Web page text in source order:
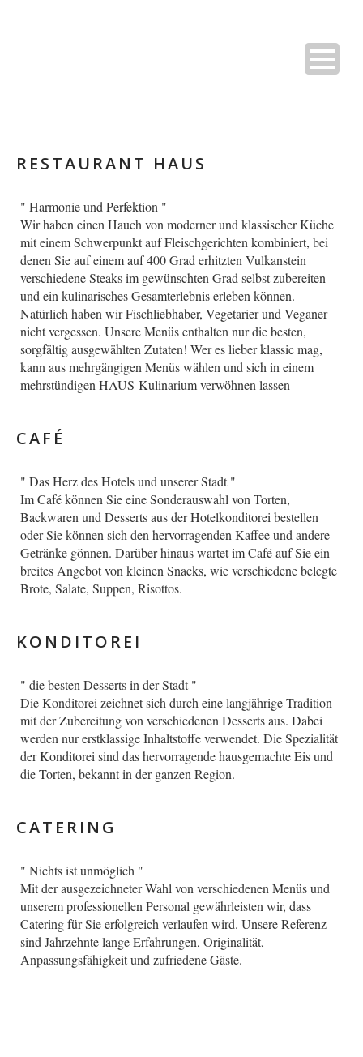
Deutsch
RESTAURANT HAUS
" Harmonie und Perfektion "
Wir haben einen Hauch von moderner und klassischer Küche
mit einem Schwerpunkt auf Fleischgerichten kombiniert, bei
denen Sie auf einem auf 400 Grad erhitzten Vulkanstein
verschiedene Steaks im gewünschten Grad selbst zubereiten
und ein kulinarisches Gesamterlebnis erleben können.
Natürlich haben wir Fischliebhaber, Vegetarier und Veganer
nicht vergessen. Unsere Menüs enthalten nur die besten,
sorgfältig ausgewählten Zutaten! Wer es lieber klassic mag,
kann aus mehrgängigen Menüs wählen und sich in einem
mehrstündigen HAUS-Kulinarium verwöhnen lassen
CAFÉ
" Das Herz des Hotels und unserer Stadt "
Im Café können Sie eine Sonderauswahl von Torten,
Backwaren und Desserts aus der Hotelkonditorei bestellen
oder Sie können sich den hervorragenden Kaffee und andere
Getränke gönnen. Darüber hinaus wartet im Café auf Sie ein
breites Angebot von kleinen Snacks, wie verschiedene belegte
Brote, Salate, Suppen, Risottos.
KONDITOREI
" die besten Desserts in der Stadt "
Die Konditorei zeichnet sich durch eine langjährige Tradition
mit der Zubereitung von verschiedenen Desserts aus. Dabei
werden nur erstklassige Inhaltstoffe verwendet. Die Spezialität
der Konditorei sind das hervorragende hausgemachte Eis und
die Torten, bekannt in der ganzen Region.
CATERING
" Nichts ist unmöglich "
Mit der ausgezeichneter Wahl von verschiedenen Menüs und
unserem professionellen Personal gewährleisten wir, dass
Catering für Sie erfolgreich verlaufen wird. Unsere Referenz
sind Jahrzehnte lange Erfahrungen, Originalität,
Anpassungsfähigkeit und zufriedene Gäste.